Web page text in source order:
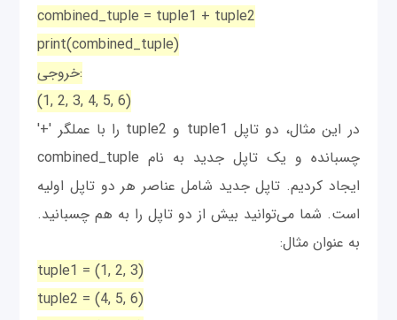
combined_tuple = tuple1 + tuple2
print(combined_tuple)
خروجی:
(1, 2, 3, 4, 5, 6)
در این مثال، دو تاپل tuple1 و tuple2 را با عملگر '+'
چسبانده و یک تاپل جدید به نام combined_tuple
ایجاد کردیم. تاپل جدید شامل عناصر هر دو تاپل اولیه
است. شما می‌توانید بیش از دو تاپل را به هم چسبانید.
به عنوان مثال:
tuple1 = (1, 2, 3)
tuple2 = (4, 5, 6)